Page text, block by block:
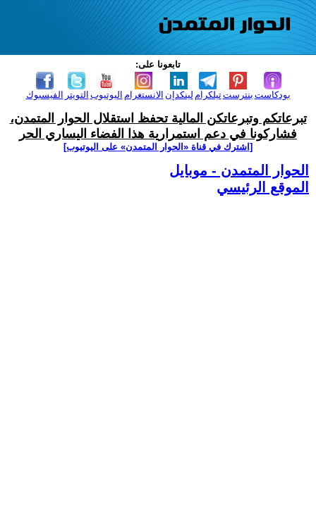
تابعونا على:
الفيسبوك التويتر اليوتيوب الانستغرام لينكدإن تيلكرامبنترست بودكاست
تبرعاتكم وتبرعاتكن المالية تحفظ استقلال الحوار المتمدن،
فشاركونا في دعم استمرارية هذا الفضاء اليساري الحر
[اشترك في قناة ‫«الحوار المتمدن» على اليوتيوب]
الحوار المتمدن - موبايل
الموقع الرئيسي